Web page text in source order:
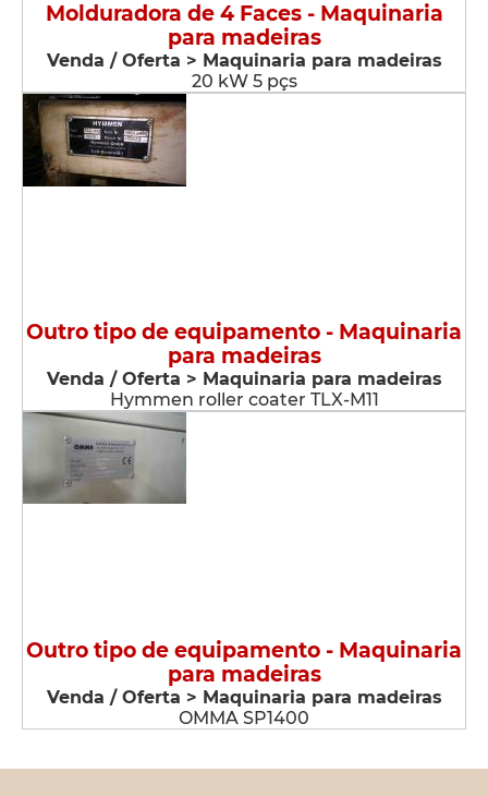
Molduradora de 4 Faces - Maquinaria
para madeiras
Venda / Oferta > Maquinaria para madeiras
20 kW 5 pçs
Outro tipo de equipamento - Maquinaria
para madeiras
Venda / Oferta > Maquinaria para madeiras
Hymmen roller coater TLX-M11
Outro tipo de equipamento - Maquinaria
para madeiras
Venda / Oferta > Maquinaria para madeiras
OMMA SP1400